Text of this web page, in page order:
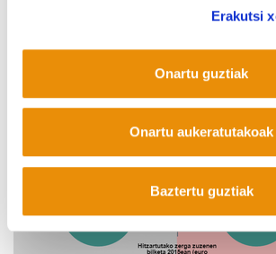
Erakutsi
Onartu guztiak
Onartu aukeratutakoak
Baztertu guztiak